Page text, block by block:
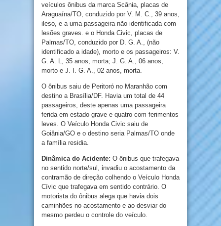
veículos ônibus da marca Scânia, placas de
Araguaína/TO, conduzido por V. M. C., 39 anos,
ileso, e a uma passageira não identificada com
lesões graves. e o Honda Civic, placas de
Palmas/TO, conduzido por D. G. A., (não
identificado a idade), morto e os passageiros: V.
G. A. L, 35 anos, morta; J. G. A., 06 anos,
morto e J. I. G. A., 02 anos, morta.
O ônibus saiu de Peritoró no Maranhão com
destino a Brasília/DF. Havia um total de 44
passageiros, deste apenas uma passageira
ferida em estado grave e quatro com ferimentos
leves. O Veículo Honda Civic saiu de
Goiânia/GO e o destino seria Palmas/TO onde
a família residia.
Dinâmica do Acidente: O ônibus que trafegava
no sentido norte/sul, invadiu o acostamento da
contramão de direção colhendo o Veículo Honda
Cívic que trafegava em sentido contrário. O
motorista do ônibus alega que havia dois
caminhões no acostamento e ao desviar do
mesmo perdeu o controle do veículo.